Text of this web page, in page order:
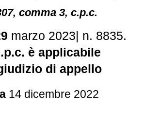
comma 3, c.p.c.
marzo 2023| n. 8835.
è applicabile
di appello
14 dicembre 2022